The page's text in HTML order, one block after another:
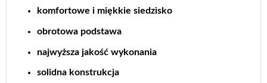
komfortowe i miękkie siedzisko
obrotowa podstawa
najwyższa jakość wykonania
solidna konstrukcja